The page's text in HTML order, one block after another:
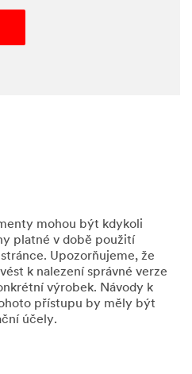
mohou být kdykoli
platné v době použití
Upozorňujeme, že
k nalezení správné verze
výrobek. Návody k
přístupu by měly být
účely.